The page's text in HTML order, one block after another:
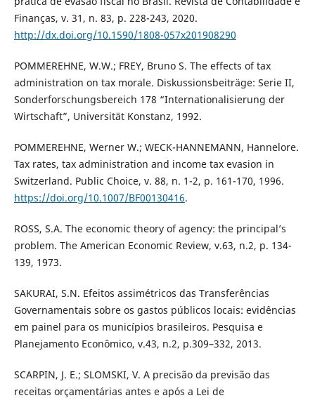
Finanças, v. 31, n. 83, p. 228-243, 2020.
http://dx.doi.org/10.1590/1808-057x201908290
POMMEREHNE, W.W.; FREY, Bruno S. The effects of tax
administration on tax morale. Diskussionsbeiträge: Serie II,
Sonderforschungsbereich 178 “Internationalisierung der
Wirtschaft”, Universität Konstanz, 1992.
POMMEREHNE, Werner W.; WECK-HANNEMANN, Hannelore.
Tax rates, tax administration and income tax evasion in
Switzerland. Public Choice, v. 88, n. 1-2, p. 161-170, 1996.
https://doi.org/10.1007/BF00130416.
ROSS, S.A. The economic theory of agency: the principal’s
problem. The American Economic Review, v.63, n.2, p. 134-
139, 1973.
SAKURAI, S.N. Efeitos assimétricos das Transferências
Governamentais sobre os gastos públicos locais: evidências
em painel para os municípios brasileiros. Pesquisa e
Planejamento Econômico, v.43, n.2, p.309–332, 2013.
SCARPIN, J. E.; SLOMSKI, V. A precisão da previsão das
receitas orçamentárias antes e após a Lei de